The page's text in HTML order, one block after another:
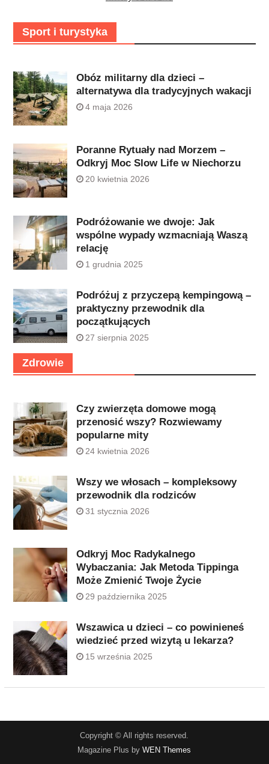
Sport i turystyka
Obóz militarny dla dzieci –
alternatywa dla tradycyjnych wakacji
4 maja 2026
Poranne Rytuały nad Morzem –
Odkryj Moc Slow Life w Niechorzu
20 kwietnia 2026
Podróżowanie we dwoje: Jak
wspólne wypady wzmacniają Waszą
relację
1 grudnia 2025
Podróżuj z przyczepą kempingową –
praktyczny przewodnik dla
początkujących
27 sierpnia 2025
Zdrowie
Czy zwierzęta domowe mogą
przenosić wszy? Rozwiewamy
popularne mity
24 kwietnia 2026
Wszy we włosach – kompleksowy
przewodnik dla rodziców
31 stycznia 2026
Odkryj Moc Radykalnego
Wybaczania: Jak Metoda Tippinga
Może Zmienić Twoje Życie
29 października 2025
Wszawica u dzieci – co powinieneś
wiedzieć przed wizytą u lekarza?
15 września 2025
Copyright © All rights reserved.
Magazine Plus byWEN Themes